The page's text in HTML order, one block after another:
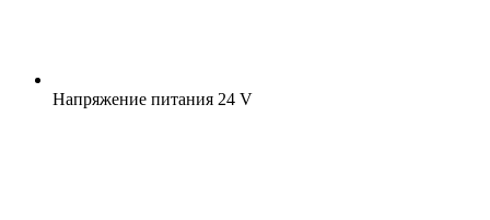
Напряжение питания 24 V